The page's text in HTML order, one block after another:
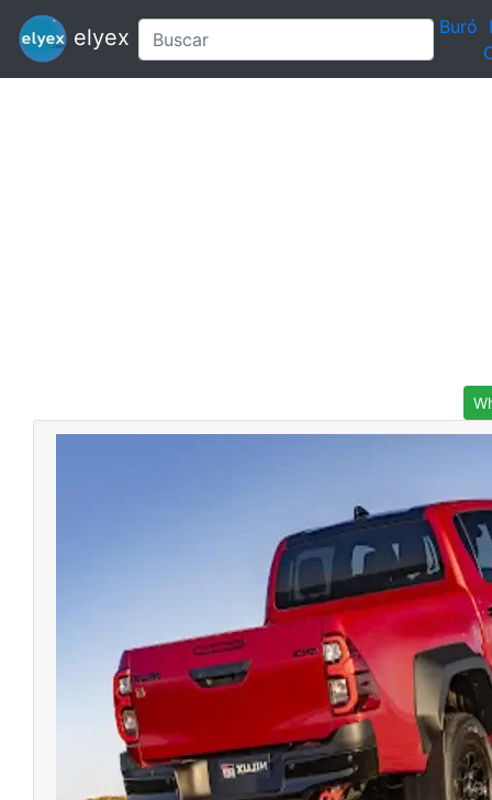
elyex Buró